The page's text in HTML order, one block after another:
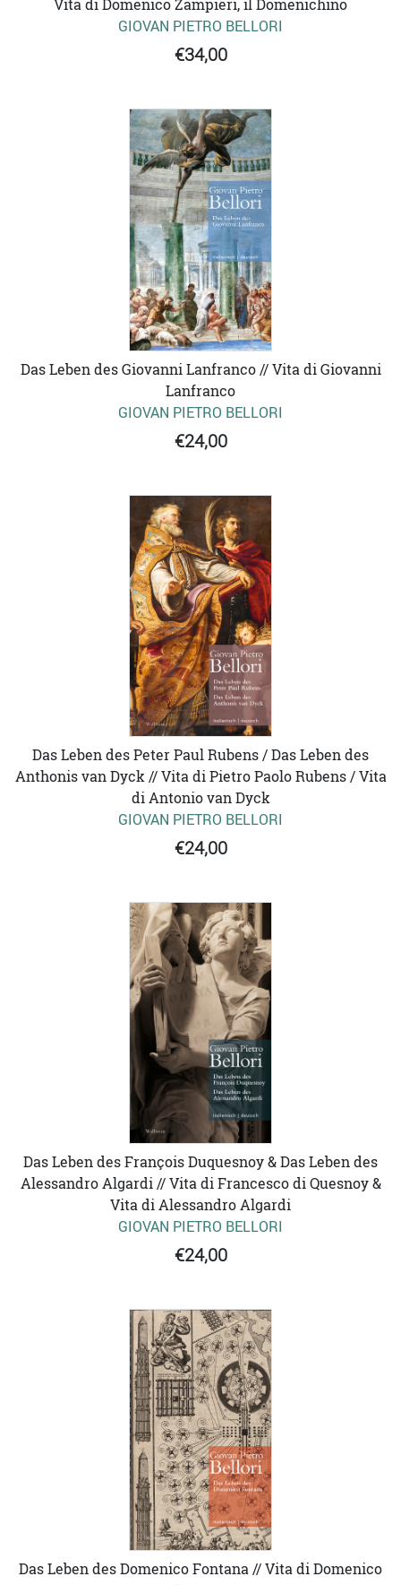
Vita di Domenico Zampieri, il Domenichino
GIOVAN PIETRO BELLORI
€34,00
Das Leben des Giovanni Lanfranco // Vita di Giovanni
Lanfranco
GIOVAN PIETRO BELLORI
€24,00
Das Leben des Peter Paul Rubens / Das Leben des
Anthonis van Dyck // Vita di Pietro Paolo Rubens / Vita
di Antonio van Dyck
GIOVAN PIETRO BELLORI
€24,00
Das Leben des François Duquesnoy & Das Leben des
Alessandro Algardi // Vita di Francesco di Quesnoy &
Vita di Alessandro Algardi
GIOVAN PIETRO BELLORI
€24,00
Das Leben des Domenico Fontana // Vita di Domenico